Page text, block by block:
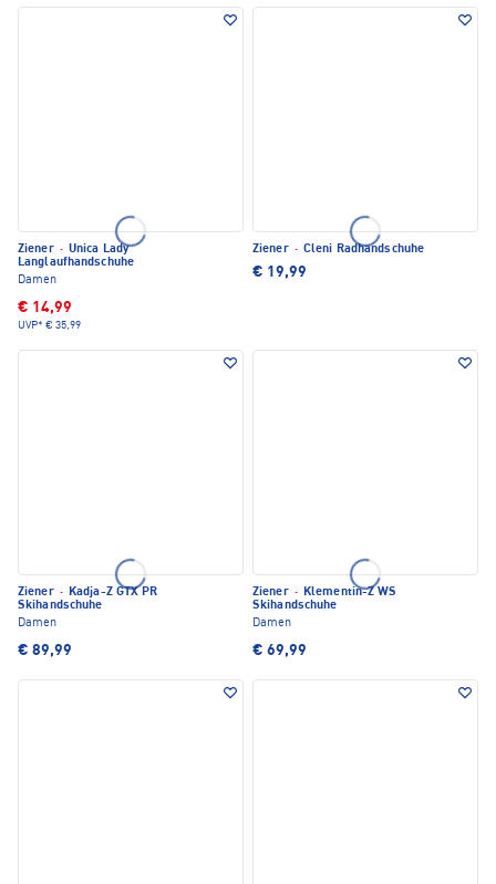
Ziener · Unica Lady
Langlaufhandschuhe
Damen
€ 14,99
UVP* € 35,99
Ziener · Cleni Radhandschuhe
€ 19,99
Ziener · Kadja-Z GTX PR
Skihandschuhe
Damen
€ 89,99
Ziener · Klementin-Z WS
Skihandschuhe
Damen
€ 69,99